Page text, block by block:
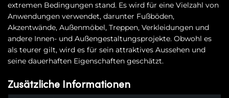
extremen Bedingungen stand. Es wird für eine Vielzahl von
Anwendungen verwendet, darunter Fußböden,
Akzentwände, Außenmöbel, Treppen, Verkleidungen und
andere Innen- und Außengestaltungsprojekte. Obwohl es
als teurer gilt, wird es für sein attraktives Aussehen und
seine dauerhaften Eigenschaften geschätzt.
Zusätzliche Informationen